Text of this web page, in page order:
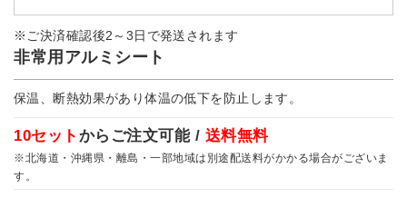
※ご決済確認後2～3日で発送されます
非常用アルミシート
保温、断熱効果があり体温の低下を防止します。
10セット からご注文可能 / 送料無料
※北海道・沖縄県・離島・一部地域は別途配送料がかかる場合がございま
す。